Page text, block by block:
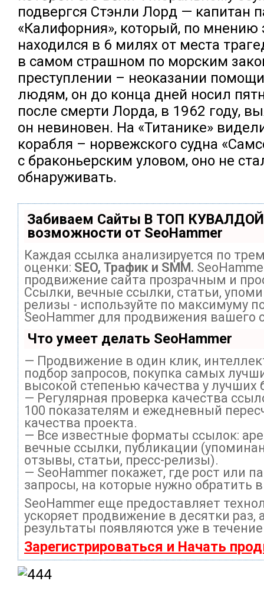
подвергся Стэнли Лорд — капитан
«Калифорния», который, по мнению
находился в 6 милях от места
в самом страшном по морским
преступлении – неоказании
людям, он до конца дней носил
после смерти Лорда, в 1962 году,
он невиновен. На «Титанике»
корабля – норвежского судна
с браконьерским уловом, оно не
обнаруживать.
Забиваем Сайты В ТОП
возможности от SeoHammer
Каждая ссылка анализируется по
оценки: SEO, Трафик и SMM.
продвижение сайта прозрачным и
Ссылки, вечные ссылки, статьи,
релизы - используйте по максимуму
SeoHammer для продвижения вашего
Что умеет делать SeoHammer
— Продвижение в один клик,
подбор запросов, покупка самых
высокой степенью качества у лучших
— Регулярная проверка качества
100 показателям и ежедневный
качества проекта.
— Все известные форматы ссылок:
вечные ссылки, публикации
отзывы, статьи, пресс-релизы).
— SeoHammer покажет, где рост или
запросы, на которые нужно обратить
SeoHammer еще предоставляет
ускоряет продвижение в десятки раз,
результаты появляются уже в
Зарегистрироваться и Начать